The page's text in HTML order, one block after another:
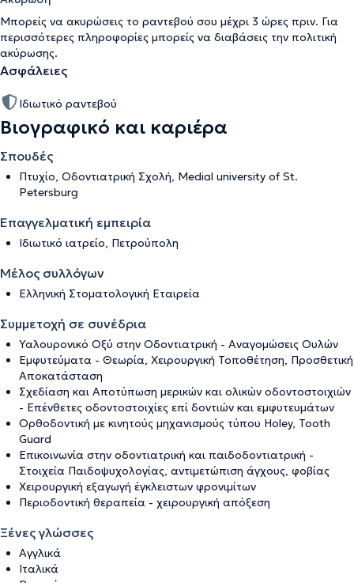
Μπορείς να ακυρώσεις το ραντεβού σου μέχρι 3 ώρες πριν. Για
περισσότερες πληροφορίες μπορείς να διαβάσεις την πολιτική
ακύρωσης.
Ασφάλειες
Ιδιωτικό ραντεβού
Βιογραφικό και καριέρα
Σπουδές
Πτυχίο, Οδοντιατρική Σχολή, Medial university of St.
Petersburg
Επαγγελματική εμπειρία
Ιδιωτικό ιατρείο, Πετρούπολη
Μέλος συλλόγων
Ελληνική Στοματολογική Εταιρεία
Συμμετοχή σε συνέδρια
Υαλουρονικό Οξύ στην Οδοντιατρική - Αναγομώσεις Ουλών
Εμφυτεύματα - Θεωρία, Χειρουργική Τοποθέτηση, Προσθετική
Αποκατάσταση
Σχεδίαση και Αποτύπωση μερικών και ολικών οδοντοστοιχιών
- Επένθετες οδοντοστοιχίες επί δοντιών και εμφυτευμάτων
Ορθοδοντική με κινητούς μηχανισμούς τύπου Holey, Tooth
Guard
Επικοινωνία στην οδοντιατρική και παιδοδοντιατρική -
Στοιχεία Παιδοψυχολογίας, αντιμετώπιση άγχους, φοβίας
Χειρουργική εξαγωγή έγκλειστων φρονιμίτων
Περιοδοντική θεραπεία - χειρουργική απόξεση
Ξένες γλώσσες
Αγγλικά
Ιταλικά